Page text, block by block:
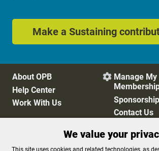
Make a Sustaining
About OPB
Help Center
Work With Us
 Manage My
Sponsorship
Contact Us
Privacy Policy Cookie
We value your
This site uses cookies and related technologies, as